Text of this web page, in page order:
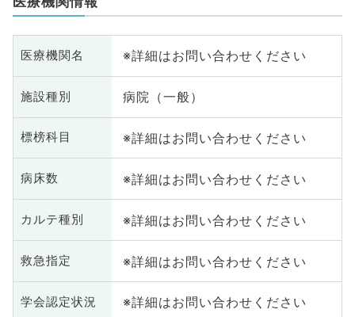
医療機関名 ※詳細はお問い合わせください
施設種別 病院（一般）
標榜科目 ※詳細はお問い合わせください
病床数 ※詳細はお問い合わせください
カルテ種別 ※詳細はお問い合わせください
救急指定 ※詳細はお問い合わせください
学会認定状況 ※詳細はお問い合わせください